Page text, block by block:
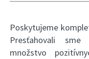
Poskytujeme
Presťahovali
množstvo